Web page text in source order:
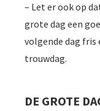
– Let er ook op
grote dag een
volgende dag
trouwdag.
DE GROTE